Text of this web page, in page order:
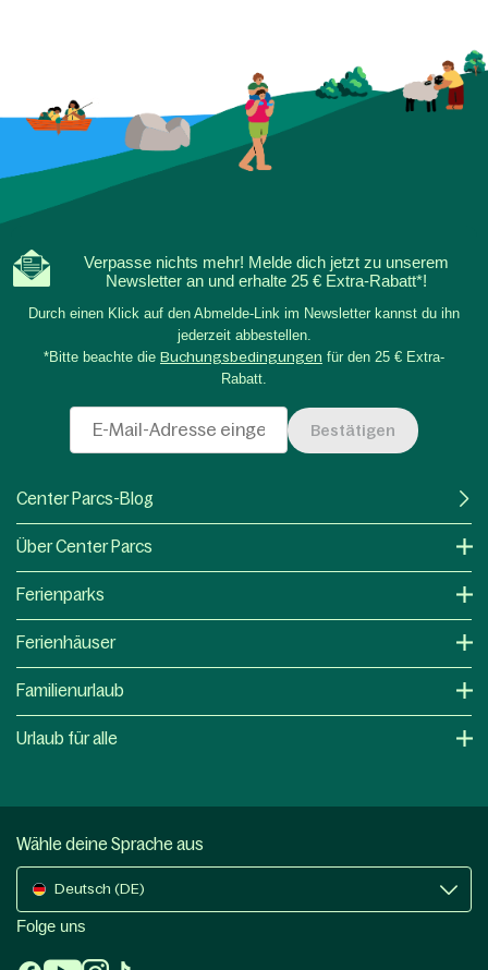
Verpasse nichts mehr! Melde dich jetzt zu unserem
Newsletter an und erhalte 25 € Extra-Rabatt*!
Durch einen Klick auf den Abmelde-Link im Newsletter kannst du ihn
jederzeit abbestellen.
*Bitte beachte die Buchungsbedingungen für den 25 € Extra-
Rabatt.
Bestätigen
Center Parcs-Blog
Über Center Parcs
Ferienparks
Ferienhäuser
Familienurlaub
Urlaub für alle
Wähle deine Sprache aus
Deutsch (DE)
Folge uns